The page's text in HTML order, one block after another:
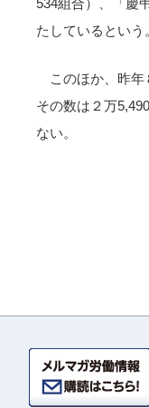
534組合）、「慶
たしているという。
このほか、昨
その数は２万
ない。